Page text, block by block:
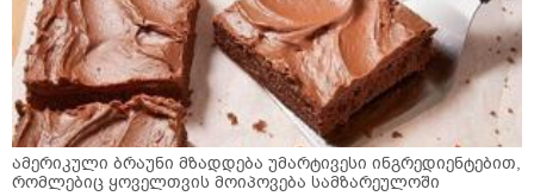
ამერიკული ბრაუნი მზადდება უმარტივესი ინგრედიენტებით,
რომლებიც ყოველთვის მოიპოვება სამზარეულოში